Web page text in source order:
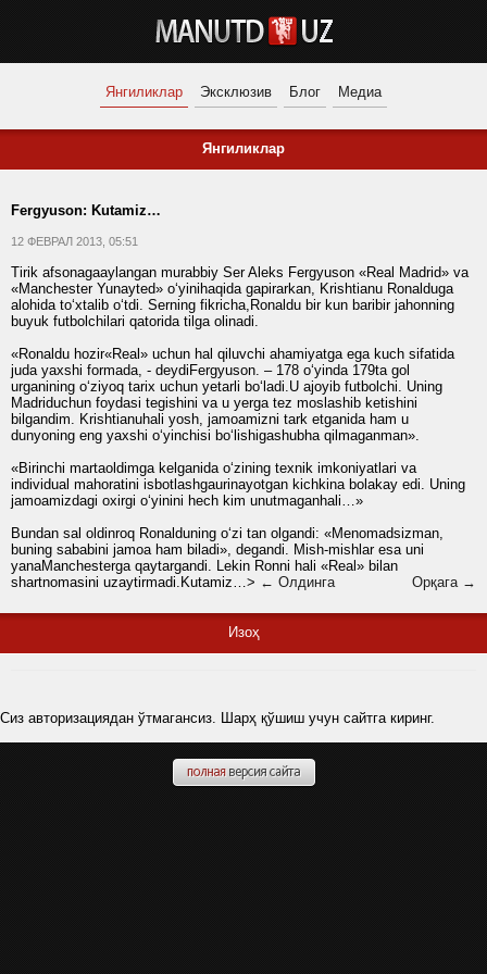
Янгиликлар Эксклюзив Блог Медиа
Янгиликлар
Fergyuson: Kutamiz…
12 ФЕВРАЛ 2013, 05:51
Tirik afsonagaaylangan murabbiy Ser Aleks Fergyuson «Real Madrid» va
«Manchester Yunayted» o‘yinihaqida gapirarkan, Krishtianu Ronalduga
alohida to‘xtalib o‘tdi. Serning fikricha,Ronaldu bir kun baribir jahonning
buyuk futbolchilari qatorida tilga olinadi.
«Ronaldu hozir«Real» uchun hal qiluvchi ahamiyatga ega kuch sifatida
juda yaxshi formada, - deydiFergyuson. – 178 o‘yinda 179ta gol
urganining o‘ziyoq tarix uchun yetarli bo‘ladi.U ajoyib futbolchi. Uning
Madriduchun foydasi tegishini va u yerga tez moslashib ketishini
bilgandim. Krishtianuhali yosh, jamoamizni tark etganida ham u
dunyoning eng yaxshi o‘yinchisi bo‘lishigashubha qilmaganman».
«Birinchi martaoldimga kelganida o‘zining texnik imkoniyatlari va
individual mahoratini isbotlashgaurinayotgan kichkina bolakay edi. Uning
jamoamizdagi oxirgi o‘yinini hech kim unutmaganhali…»
Bundan sal oldinroq Ronalduning o‘zi tan olgandi: «Menomadsizman,
buning sababini jamoa ham biladi», degandi. Mish-mishlar esa uni
yanaManchesterga qaytargandi. Lekin Ronni hali «Real» bilan
shartnomasini uzaytirmadi.Kutamiz…> ← Олдинга Орқага →
Изоҳ
Сиз авторизациядан ўтмагансиз. Шарҳ қўшиш учун сайтга киринг.